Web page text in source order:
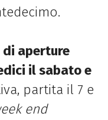
di aperture
il sabato e
partita il 7 e
end